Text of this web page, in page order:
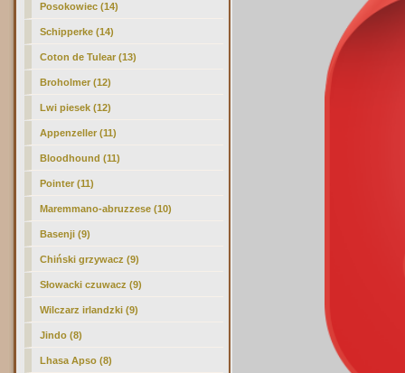
Posokowiec (14)
Schipperke (14)
Coton de Tulear (13)
Broholmer (12)
Lwi piesek (12)
Appenzeller (11)
Bloodhound (11)
Pointer (11)
Maremmano-abruzzese (10)
Basenji (9)
Chiński grzywacz (9)
Słowacki czuwacz (9)
Wilczarz irlandzki (9)
Jindo (8)
Lhasa Apso (8)